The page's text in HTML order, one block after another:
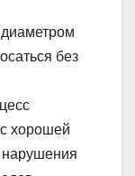
без
хорошей